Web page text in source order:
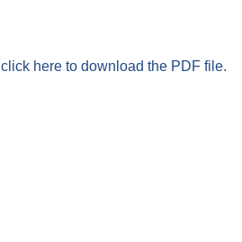
click here to download the PDF file.